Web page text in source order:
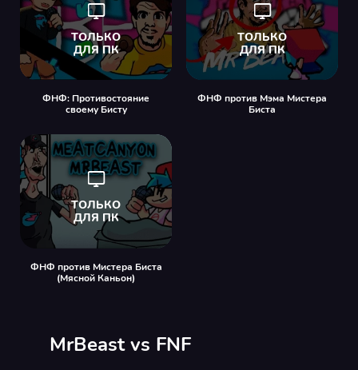
ФНФ: Противостояние
своему Бисту
ФНФ против Мэма Мистера
Биста
ФНФ против Мистера Биста
(Мясной Каньон)
MrBeast vs FNF